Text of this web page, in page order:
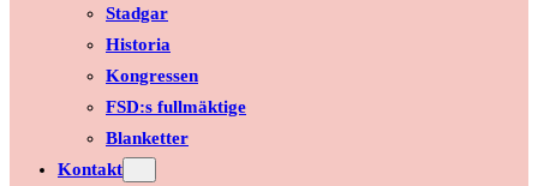
Stadgar
Historia
Kongressen
FSD:s fullmäktige
Blanketter
Kontakt